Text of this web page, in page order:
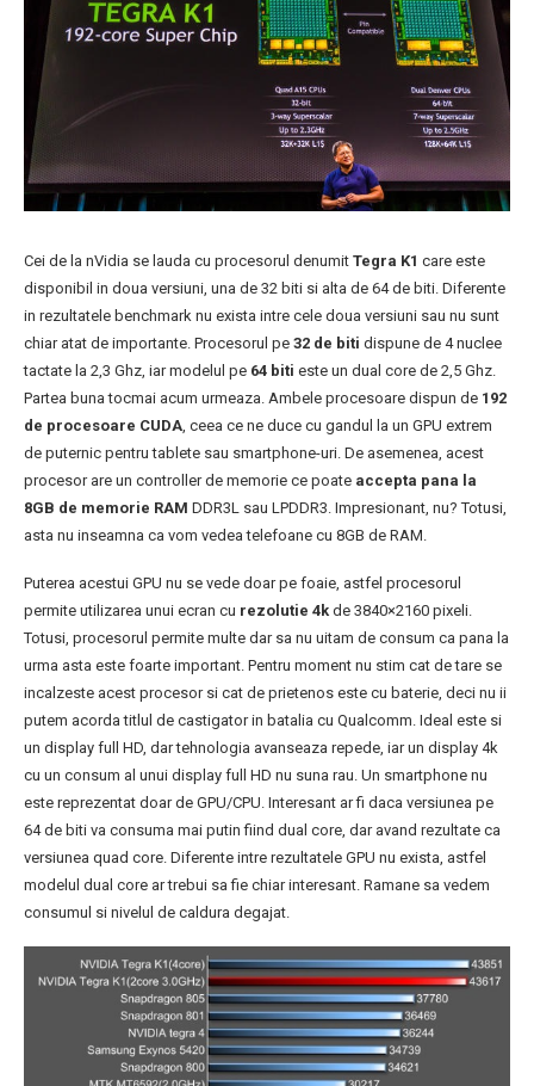
Cei de la nVidia se lauda cu procesorul denumit Tegra K1 care este
disponibil in doua versiuni, una de 32 biti si alta de 64 de biti. Diferente
in rezultatele benchmark nu exista intre cele doua versiuni sau nu sunt
chiar atat de importante. Procesorul pe 32 de biti dispune de 4 nuclee
tactate la 2,3 Ghz, iar modelul pe 64 biti este un dual core de 2,5 Ghz.
Partea buna tocmai acum urmeaza. Ambele procesoare dispun de 192
de procesoare CUDA, ceea ce ne duce cu gandul la un GPU extrem
de puternic pentru tablete sau smartphone-uri. De asemenea, acest
procesor are un controller de memorie ce poate accepta pana la
8GB de memorie RAM DDR3L sau LPDDR3. Impresionant, nu? Totusi,
asta nu inseamna ca vom vedea telefoane cu 8GB de RAM.
Puterea acestui GPU nu se vede doar pe foaie, astfel procesorul
permite utilizarea unui ecran cu rezolutie 4k de 3840×2160 pixeli.
Totusi, procesorul permite multe dar sa nu uitam de consum ca pana la
urma asta este foarte important. Pentru moment nu stim cat de tare se
incalzeste acest procesor si cat de prietenos este cu baterie, deci nu ii
putem acorda titlul de castigator in batalia cu Qualcomm. Ideal este si
un display full HD, dar tehnologia avanseaza repede, iar un display 4k
cu un consum al unui display full HD nu suna rau. Un smartphone nu
este reprezentat doar de GPU/CPU. Interesant ar fi daca versiunea pe
64 de biti va consuma mai putin fiind dual core, dar avand rezultate ca
versiunea quad core. Diferente intre rezultatele GPU nu exista, astfel
modelul dual core ar trebui sa fie chiar interesant. Ramane sa vedem
consumul si nivelul de caldura degajat.